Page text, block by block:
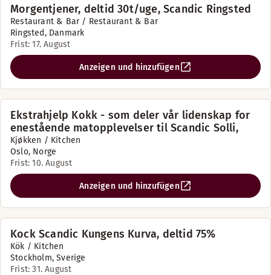
Morgentjener, deltid 30t/uge, Scandic Ringsted
Restaurant & Bar / Restaurant & Bar
Ringsted, Danmark
Frist: 17. August
Anzeigen und hinzufügen
Ekstrahjelp Kokk - som deler vår lidenskap for
enestående matopplevelser til Scandic Solli,
Kjøkken / Kitchen
Oslo, Norge
Frist: 10. August
Anzeigen und hinzufügen
Kock Scandic Kungens Kurva, deltid 75%
Kök / Kitchen
Stockholm, Sverige
Frist: 31. August